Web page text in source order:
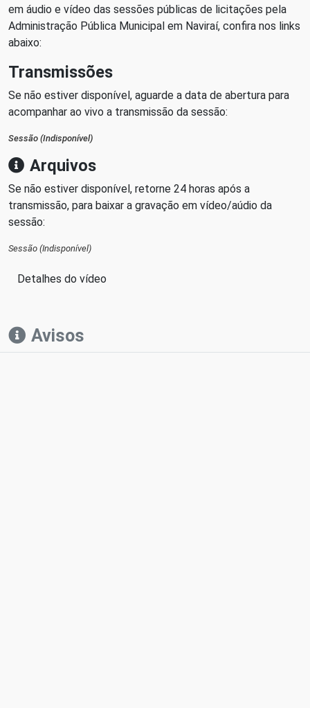
em áudio e vídeo das sessões públicas de licitações pela
Administração Pública Municipal em Naviraí, confira nos links
abaixo:
Transmissões
Se não estiver disponível, aguarde a data de abertura para
acompanhar ao vivo a transmissão da sessão:
Sessão (Indisponível)
Arquivos
Se não estiver disponível, retorne 24 horas após a
transmissão, para baixar a gravação em vídeo/aúdio da
sessão:
Sessão (Indisponível)
Detalhes do vídeo
Avisos